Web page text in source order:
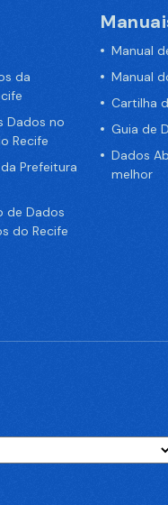
da
Dados no
Recife
Prefeitura
de Dados
do Recife
Manual
Manual
Cartilha
Guia de
Dados
melhor